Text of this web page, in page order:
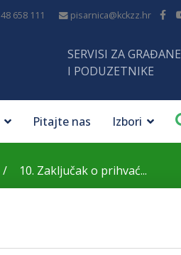
658 111 pisarnica@kckzz.hr
SERVISI ZA GRAĐANE
I PODUZETNIKE
Pitajte nas Izbori
10. Zaključak o prihvać...